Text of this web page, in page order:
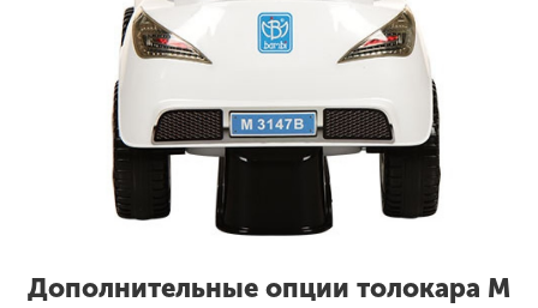
Дополнительные опции толокара M